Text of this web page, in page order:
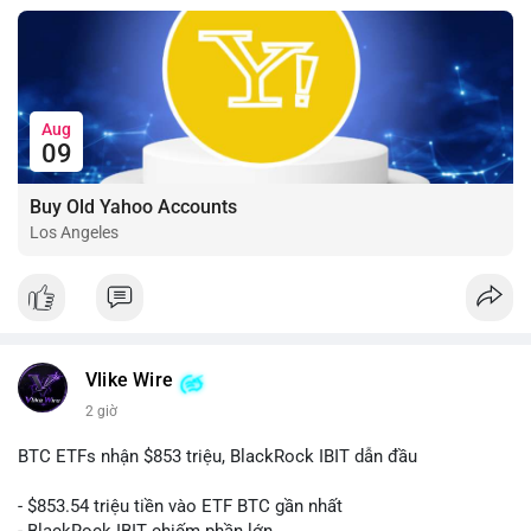
Aug
09
Buy Old Yahoo Accounts
Los Angeles
Vlike Wire
2 giờ
BTC ETFs nhận $853 triệu, BlackRock IBIT dẫn đầu
- $853.54 triệu tiền vào ETF BTC gần nhất